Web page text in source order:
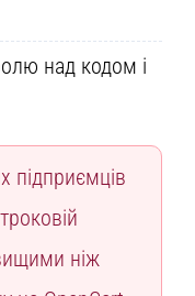
над кодом і
підприємців
ніж